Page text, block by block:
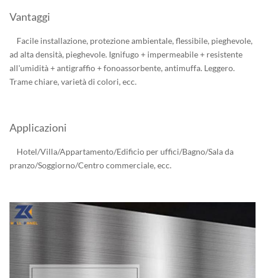
Vantaggi
Facile installazione, protezione ambientale, flessibile, pieghevole,
ad alta densità, pieghevole. Ignifugo + impermeabile + resistente
all'umidità + antigraffio + fonoassorbente, antimuffa. Leggero.
Trame chiare, varietà di colori, ecc.
Applicazioni
Hotel/Villa/Appartamento/Edificio per uffici/Bagno/Sala da
pranzo/Soggiorno/Centro commerciale, ecc.